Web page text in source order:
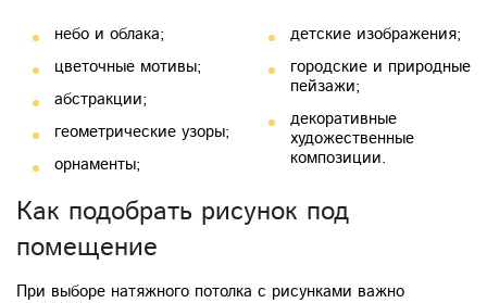
небо и облака;
цветочные мотивы;
абстракции;
геометрические узоры;
орнаменты;
детские изображения;
городские и природные
пейзажи;
декоративные
художественные
композиции.
Как подобрать рисунок под
помещение
При выборе натяжного потолка с рисунками важно